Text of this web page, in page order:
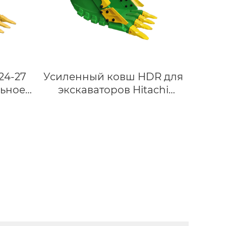
27
Усиленный ковш HDR для
экскаваторов Hitachi